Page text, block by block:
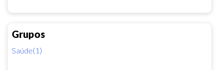
Grupos
Saúde(1)